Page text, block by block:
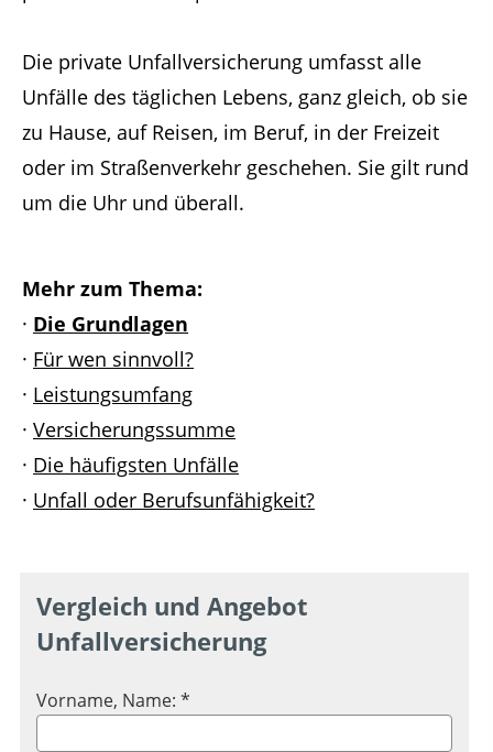
Die private Unfallversicherung umfasst alle
Unfälle des täglichen Lebens, ganz gleich, ob sie
zu Hause, auf Reisen, im Beruf, in der Freizeit
oder im Straßenverkehr geschehen. Sie gilt rund
um die Uhr und überall.
Mehr zum Thema:
· Die Grundlagen
· Für wen sinnvoll?
· Leistungsumfang
· Versicherungssumme
· Die häufigsten Unfälle
· Unfall oder Berufsunfähigkeit?
Vergleich und Angebot
Unfallversicherung
Vorname, Name: *